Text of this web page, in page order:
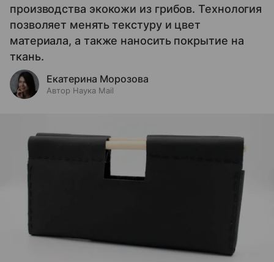
производства экокожи из грибов. Технология
позволяет менять текстуру и цвет
материала, а также наносить покрытие на
ткань.
Екатерина Морозова
Автор Наука Mail